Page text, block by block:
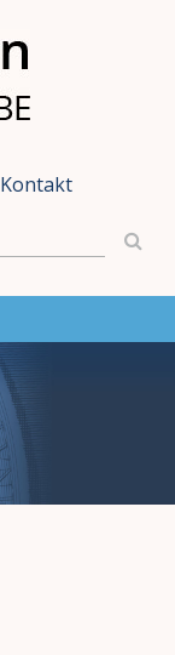
Kontakt